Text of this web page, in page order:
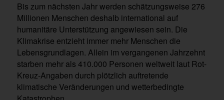
Bis zum nächsten Jahr werden schätzungsweise 276
Millionen Menschen deshalb international auf
humanitäre Unterstützung angewiesen sein. Die
Klimakrise entzieht immer mehr Menschen die
Lebensgrundlagen. Allein im vergangenen Jahrzehnt
starben mehr als 410.000 Personen weltweit laut Rot-
Kreuz-Angaben durch plötzlich auftretende
klimatische Veränderungen und wetterbedingte